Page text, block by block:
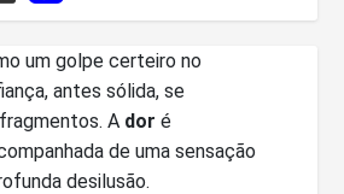
um golpe certeiro no
antes sólida, se
A dor é
de uma sensação
desilusão.